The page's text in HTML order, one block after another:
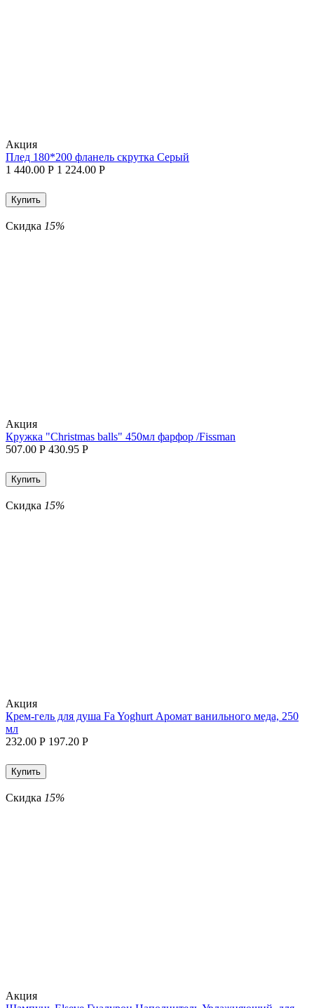
Aкция
Плед 180*200 фланель скрутка Серый
1 440.00 Р 1 224.00 Р
Купить
Скидка 15%
Aкция
Кружка "Christmas balls" 450мл фарфор /Fissman
507.00 Р 430.95 Р
Купить
Скидка 15%
Aкция
Крем-гель для душа Fa Yoghurt Аромат ванильного меда, 250
мл
232.00 Р 197.20 Р
Купить
Скидка 15%
Aкция